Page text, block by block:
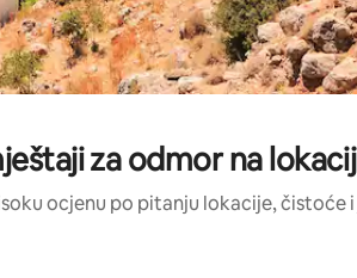
za odmor na
ocjenu po pitanju lokacije, čistoće